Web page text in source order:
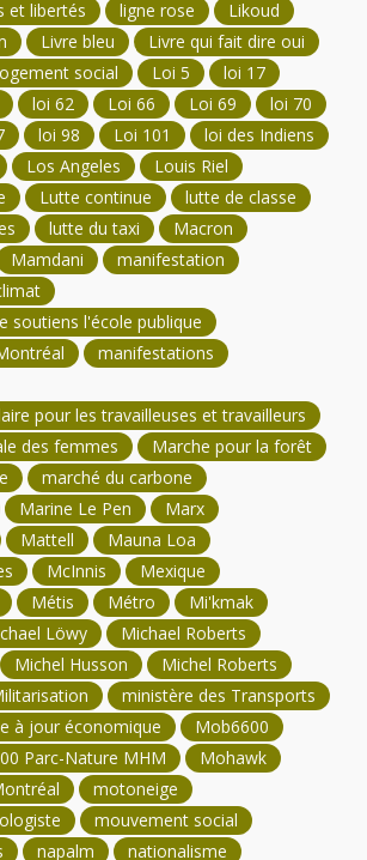
et libertés ligne rose
Likoud
Livre bleu
Livre qui fait dire oui
social Loi 5
loi 17
loi 62 Loi 66 Loi 69
loi 70
loi 98 Loi 101
loi des Indiens
Los Angeles
Louis Riel
Lutte continue
lutte de classe
lutte du taxi
Macron
Mamdani
manifestation
soutiens l'école publique
manifestations
pour les travailleuses et travailleurs
des femmes
Marche pour la forêt
marché du carbone
Marine Le Pen
Marx
Mattell
Mauna Loa
McInnis
Mexique
Métis Métro
Mi'kmak
Löwy
Michael Roberts
Michel Husson
Michel Roberts
ministère des Transports
à jour économique
Mob6600
Parc-Nature MHM
Mohawk
motoneige
mouvement social
napalm
nationalisme